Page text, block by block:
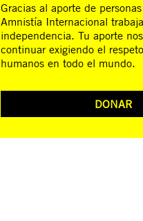
Gracias al aporte de
Amnistía Internacional
independencia. Tu aporte
continuar exigiendo el
humanos en todo el mundo.
DONAR